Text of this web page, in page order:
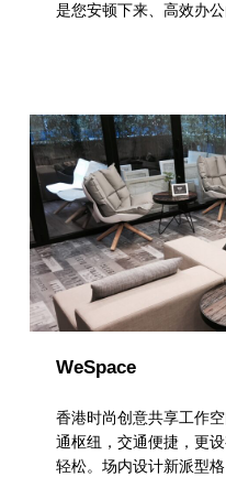
施
是您安顿下来、高效办公
WeSpace
香港时尚创意共享工作
通枢纽，交通便捷，更
轻松。场内设计新派型